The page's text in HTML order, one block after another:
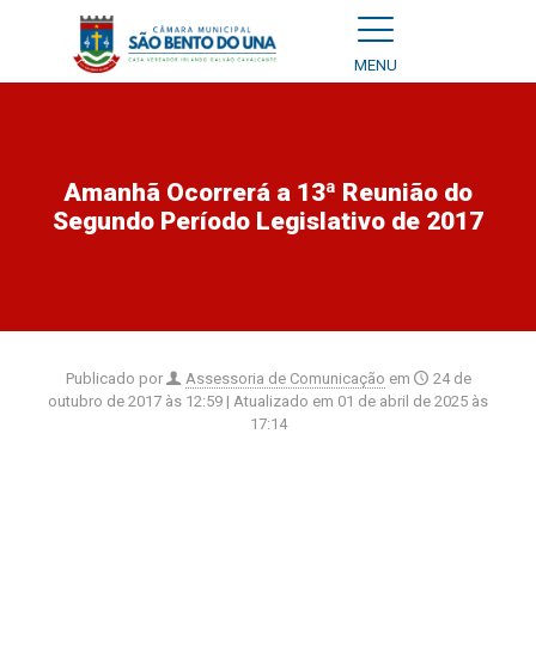
MENU
Amanhã Ocorrerá a 13ª Reunião do
Segundo Período Legislativo de 2017
Publicado por Assessoria de Comunicação em
24 de
outubro de 2017 às 12:59 | Atualizado em 01 de abril de 2025 às
17:14